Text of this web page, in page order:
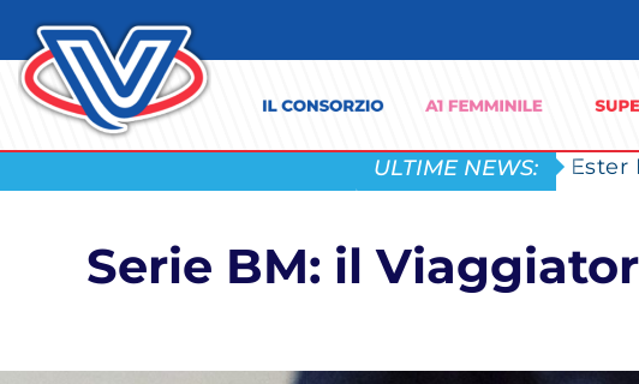
ULTIME NEWS: Ester
Serie BM: il